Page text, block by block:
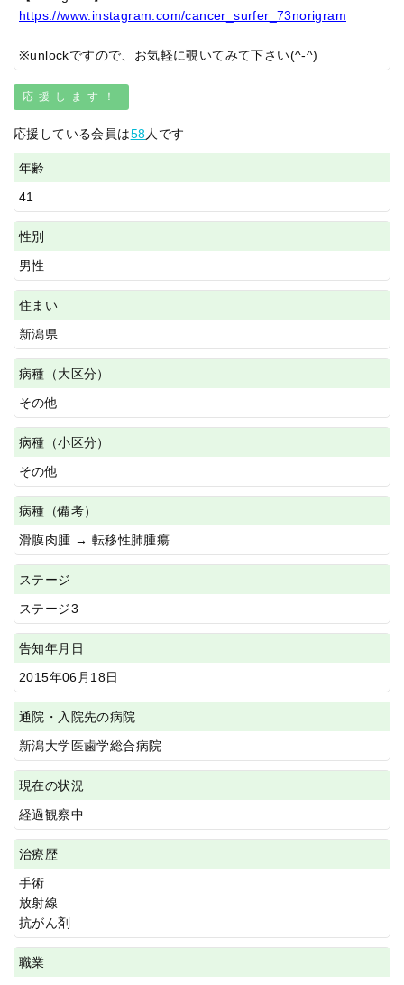
https://www.instagram.com/cancer_surfer_73norigram
※unlockですので、お気軽に覗いてみて下さい(^-^)
応援します！
応援している会員は58人です
年齢
41
性別
男性
住まい
新潟県
病種（大区分）
その他
病種（小区分）
その他
病種（備考）
滑膜肉腫 → 転移性肺腫瘍
ステージ
ステージ3
告知年月日
2015年06月18日
通院・入院先の病院
新潟大学医歯学総合病院
現在の状況
経過観察中
治療歴
手術
放射線
抗がん剤
職業